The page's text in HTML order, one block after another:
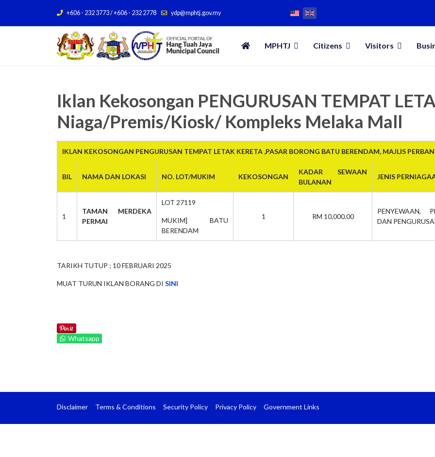
+606 - 232 3773 / +606 - 232 2778 ydp@mphtj.gov.my
MPHTJ Citizens Visitors
Iklan Kekosongan PENGURUSAN TEMPAT
Niaga/Premis/Kiosk/ Kompleks Melaka Mall
IKLAN KEKOSONGAN PENGURUSAN TEMPAT LETAK KERETA ,PASAR BORONG BATU BERENDAM, MAJLIS
BIL NAMA DAN LOKASI NO. LOT/MUKIM KEKOSONGAN
KADAR SEWAAN
BULANAN
JENIS
1
TAMAN MERDEKA
PERMAI
LOT 27119
MUKIM] BATU
BERENDAM
1 RM 10,000.00
PENYEWAAN,
DAN
TARIKH TUTUP : 10 FEBRUARI 2025
MUAT TURUN IKLAN BORANG DI SINI
Whatsapp
Disclaimer Terms & Conditions Security Policy Privacy Policy Government Links